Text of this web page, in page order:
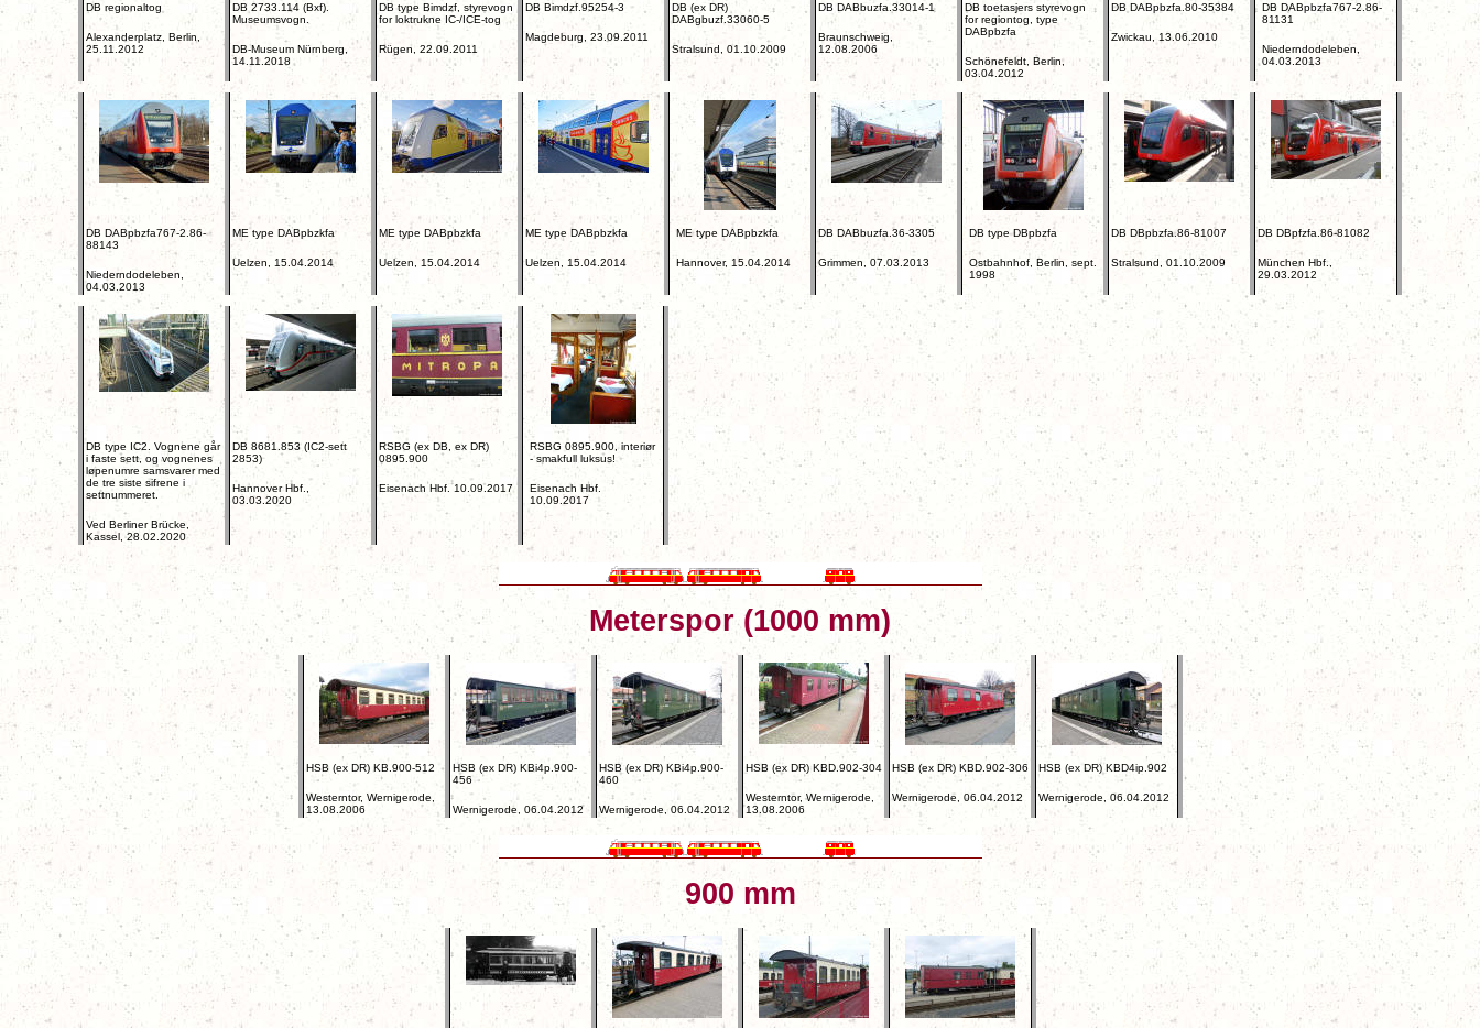
DB regionaltog
Alexanderplatz, Berlin,
25.11.2012
DB 2733.114 (Bxf).
Museumsvogn.
DB-Museum Nürnberg,
14.11.2018
DB type Bimdzf, styrevogn
for loktrukne IC-/ICE-tog
Rügen, 22.09.2011
DB Bimdzf.95254-3
Magdeburg, 23.09.2011
DB (ex DR)
DABgbuzf.33060-5
Stralsund, 01.10.2009
DB DABbuzfa.33014-1
Braunschweig,
12.08.2006
DB toetasjers styrevogn
for regiontog, type
DABpbzfa
Schönefeldt, Berlin,
03.04.2012
DB DABpbzfa.80-35384
Zwickau, 13.06.2010
DB DABpbzfa767-2.86-
81131
Niederndodeleben,
04.03.2013
DB DABpbzfa767-2.86-
88143
Niederndodeleben,
04.03.2013
ME type DABpbzkfa
Uelzen, 15.04.2014
ME type DABpbzkfa
Uelzen, 15.04.2014
ME type DABpbzkfa
Uelzen, 15.04.2014
ME type DABpbzkfa
Hannover, 15.04.2014
DB DABbuzfa.36-3305
Grimmen, 07.03.2013
DB typeDBpbzfa
Ostbahnhof, Berlin, sept.
1998
DB DBpbzfa.86-81007
Stralsund, 01.10.2009
DB DBpfzfa.86-81082
München Hbf.,
29.03.2012
DB type IC2. Vognene går
i faste sett, og vognenes
løpenumre samsvarer med
de tre siste sifrene i
settnummeret.
Ved Berliner Brücke,
Kassel, 28.02.2020
DB 8681.853 (IC2-sett
2853)
Hannover Hbf.,
03.03.2020
RSBG (ex DB, ex DR)
0895.900
Eisenach Hbf. 10.09.2017
RSBG 0895.900, interiør
- smakfull luksus!
Eisenach Hbf.
10.09.2017
Meterspor (1000 mm)
HSB (ex DR) KB.900-512
Westerntor, Wernigerode,
13.08.2006
HSB (ex DR) KBi4p.900-
456
Wernigerode, 06.04.2012
HSB (ex DR) KBi4p.900-
460
Wernigerode, 06.04.2012
HSB (ex DR) KBD.902-304
Westerntor, Wernigerode,
13.08.2006
HSB (ex DR) KBD.902-306
Wernigerode, 06.04.2012
HSB (ex DR) KBD4ip.902
Wernigerode, 06.04.2012
900 mm